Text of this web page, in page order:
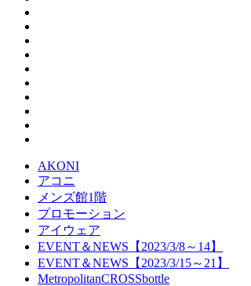
AKONI
アコニ
メンズ館1階
プロモーション
アイウェア
EVENT＆NEWS【2023/3/8～14】
EVENT＆NEWS【2023/3/15～21】
MetropolitanCROSSbottle